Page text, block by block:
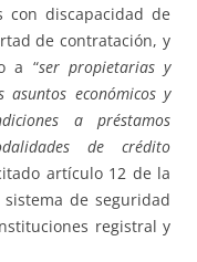
discapacidad de
de contratación, y
a “ser propietarias y
económicos y
a préstamos
de crédito
artículo 12 de la
de seguridad
registral y